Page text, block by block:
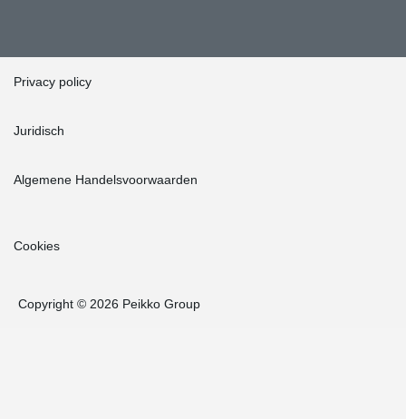
Privacy policy
Juridisch
Algemene Handelsvoorwaarden
Cookies
Copyright © 2026 Peikko Group